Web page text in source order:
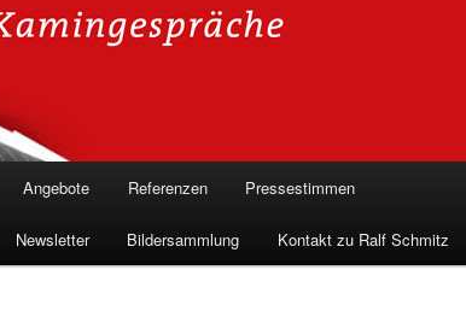
Angebote Referenzen Pressestimmen
Newsletter Bildersammlung Kontakt zu Ralf Schmitz